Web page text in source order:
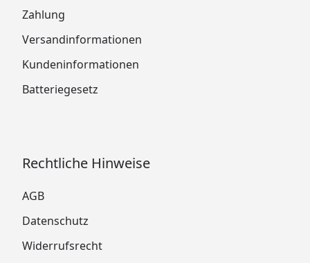
Zahlung
Versandinformationen
Kundeninformationen
Batteriegesetz
Rechtliche Hinweise
AGB
Datenschutz
Widerrufsrecht